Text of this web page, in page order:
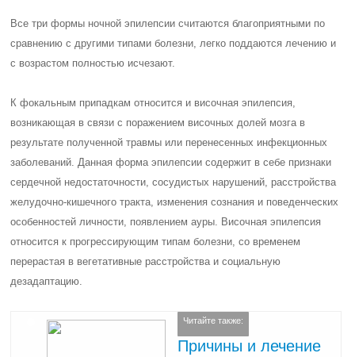
Все три формы ночной эпилепсии считаются благоприятными по
сравнению с другими типами болезни, легко поддаются лечению и
с возрастом полностью исчезают.
К фокальным припадкам относится и височная эпилепсия,
возникающая в связи с поражением височных долей мозга в
результате полученной травмы или перенесенных инфекционных
заболеваний. Данная форма эпилепсии содержит в себе признаки
сердечной недостаточности, сосудистых нарушений, расстройства
желудочно-кишечного тракта, изменения сознания и поведенческих
особенностей личности, появлением ауры. Височная эпилепсия
относится к прогрессирующим типам болезни, со временем
перерастая в вегетативные расстройства и социальную
дезадаптацию.
Читайте также:
Причины и лечение